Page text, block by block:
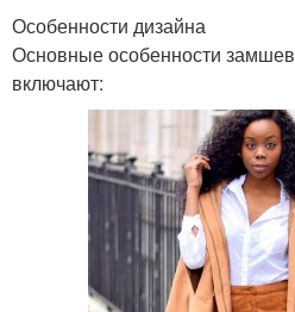
Особенности дизайна
Основные особенности
включают: